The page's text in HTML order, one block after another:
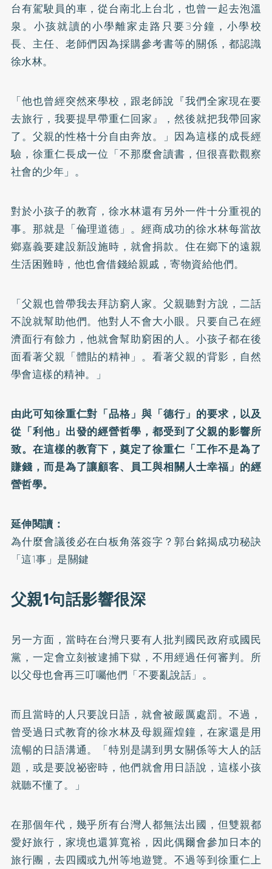
台有駕駛員的車，從台南北上台北，也曾一起去泡溫
泉。小孩就讀的小學離家走路只要3分鐘，小學校
長、主任、老師們因為採購參考書等的關係，都認識
徐水林。
「他也曾經突然來學校，跟老師說『我們全家現在要
去旅行，我要提早帶重仁回家』，然後就把我帶回家
了。父親的性格十分自由奔放。」因為這樣的成長經
驗，徐重仁長成一位「不那麼會讀書，但很喜歡觀察
社會的少年」。
對於小孩子的教育，徐水林還有另外一件十分重視的
事。那就是「倫理道德」。經商成功的徐水林每當故
鄉嘉義要建設新設施時，就會捐款。住在鄉下的遠親
生活困難時，他也會借錢給親戚，寄物資給他們。
「父親也曾帶我去拜訪窮人家。父親聽對方說，二話
不說就幫助他們。他對人不會大小眼。只要自己在經
濟面行有餘力，他就會幫助窮困的人。小孩子都在後
面看著父親「體貼的精神」。看著父親的背影，自然
學會這樣的精神。」
由此可知徐重仁對「品格」與「德行」的要求，以及
從「利他」出發的經營哲學，都受到了父親的影響所
致。在這樣的教育下，奠定了徐重仁「工作不是為了
賺錢，而是為了讓顧客、員工與相關人士幸福」的經
營哲學。
延伸閱讀：
為什麼會議後必在白板角落簽字？郭台銘揭成功秘訣
「這1事」是關鍵
父親1句話影響很深
另一方面，當時在台灣只要有人批判國民政府或國民
黨，一定會立刻被逮捕下獄，不用經過任何審判。所
以父母也會再三叮囑他們「不要亂說話」。
而且當時的人只要說日語，就會被嚴厲處罰。不過，
曾受過日式教育的徐水林及母親羅煌鐘，在家還是用
流暢的日語溝通。「特別是講到男女關係等大人的話
題，或是要說祕密時，他們就會用日語說，這樣小孩
就聽不懂了。」
在那個年代，幾乎所有台灣人都無法出國，但雙親都
愛好旅行，家境也還算寬裕，因此偶爾會參加日本的
旅行團，去四國或九州等地遊覽。不過等到徐重仁上